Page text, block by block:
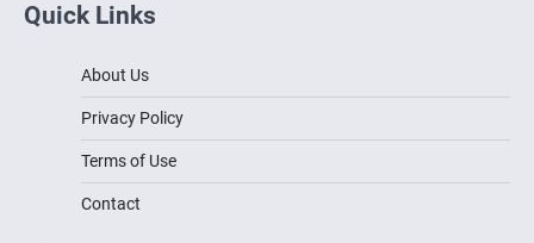
Quick Links
About Us
Privacy Policy
Terms of Use
Contact